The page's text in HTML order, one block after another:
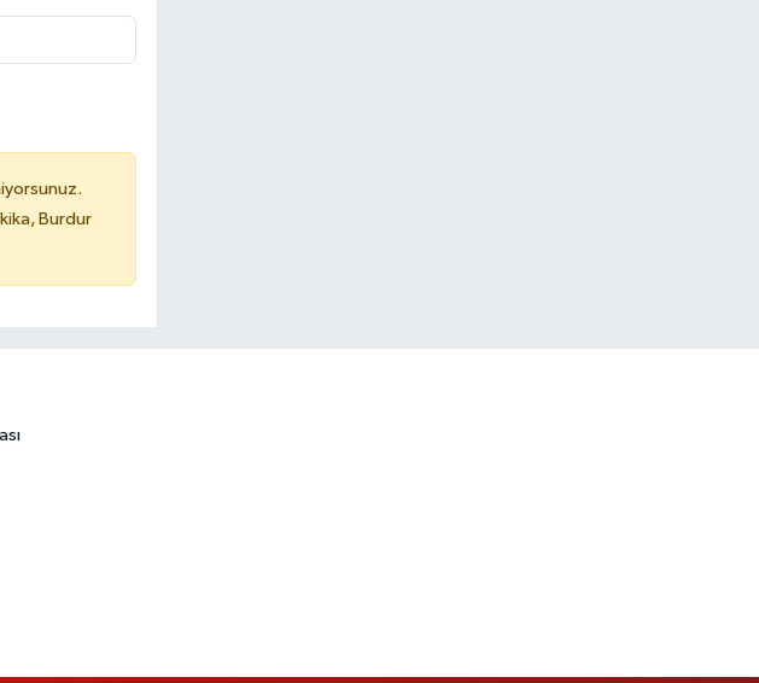
Burdur